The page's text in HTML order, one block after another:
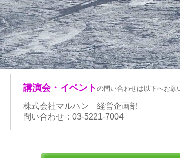
講演会・イベント の問い合わせは以下へお願
株式会社マルハン 経営企画部
問い合わせ：03-5221-7004